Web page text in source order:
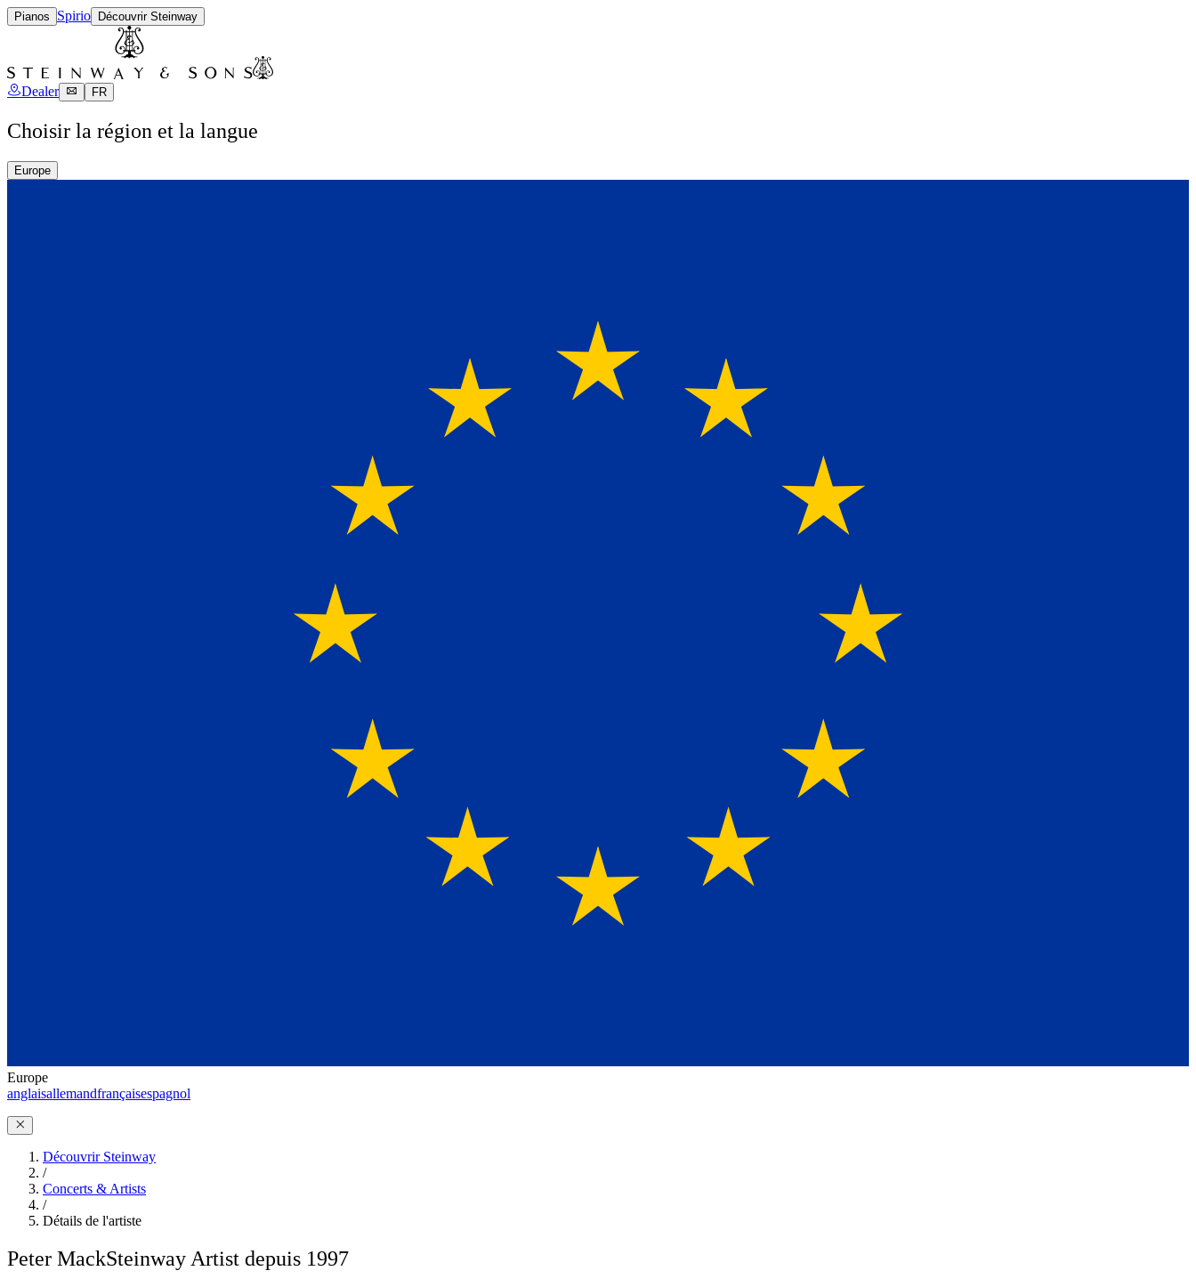
Pianos Spirio Découvrir Steinway
Dealer FR
Choisir la région et la langue
Europe
Europe
anglaisallemandfrançaisespagnol
Découvrir Steinway
/
Concerts & Artists
/
Détails de l'artiste
Peter MackSteinway Artist depuis 1997